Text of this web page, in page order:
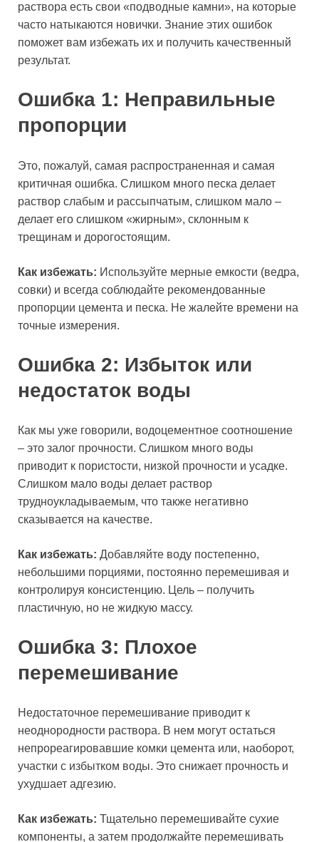
раствора есть свои «подводные камни», на которые
часто натыкаются новички. Знание этих ошибок
поможет вам избежать их и получить качественный
результат.
Ошибка 1: Неправильные
пропорции
Это, пожалуй, самая распространенная и самая
критичная ошибка. Слишком много песка делает
раствор слабым и рассыпчатым, слишком мало –
делает его слишком «жирным», склонным к
трещинам и дорогостоящим.
Как избежать: Используйте мерные емкости (ведра,
совки) и всегда соблюдайте рекомендованные
пропорции цемента и песка. Не жалейте времени на
точные измерения.
Ошибка 2: Избыток или
недостаток воды
Как мы уже говорили, водоцементное соотношение
– это залог прочности. Слишком много воды
приводит к пористости, низкой прочности и усадке.
Слишком мало воды делает раствор
трудноукладываемым, что также негативно
сказывается на качестве.
Как избежать: Добавляйте воду постепенно,
небольшими порциями, постоянно перемешивая и
контролируя консистенцию. Цель – получить
пластичную, но не жидкую массу.
Ошибка 3: Плохое
перемешивание
Недостаточное перемешивание приводит к
неоднородности раствора. В нем могут остаться
непрореагировавшие комки цемента или, наоборот,
участки с избытком воды. Это снижает прочность и
ухудшает адгезию.
Как избежать: Тщательно перемешивайте сухие
компоненты, а затем продолжайте перемешивать